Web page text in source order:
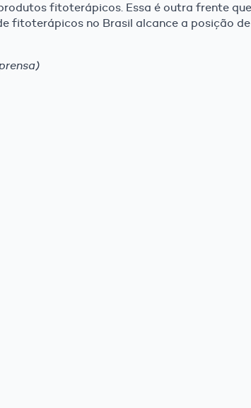
fitoterápicos. Essa é outra frente
fitoterápicos no Brasil alcance a posição